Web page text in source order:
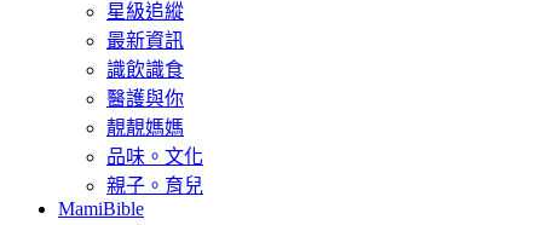
星級追縱
最新資訊
識飲識食
醫護與你
靚靚媽媽
品味。文化
親子。育兒
MamiBible